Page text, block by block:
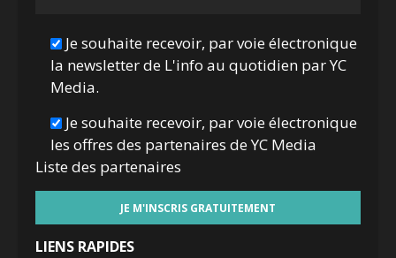
Je souhaite recevoir, par voie électronique
la newsletter de L'info au quotidien par YC
Media.
Je souhaite recevoir, par voie électronique
les offres des partenaires de YC Media
Liste des partenaires
LIENS RAPIDES